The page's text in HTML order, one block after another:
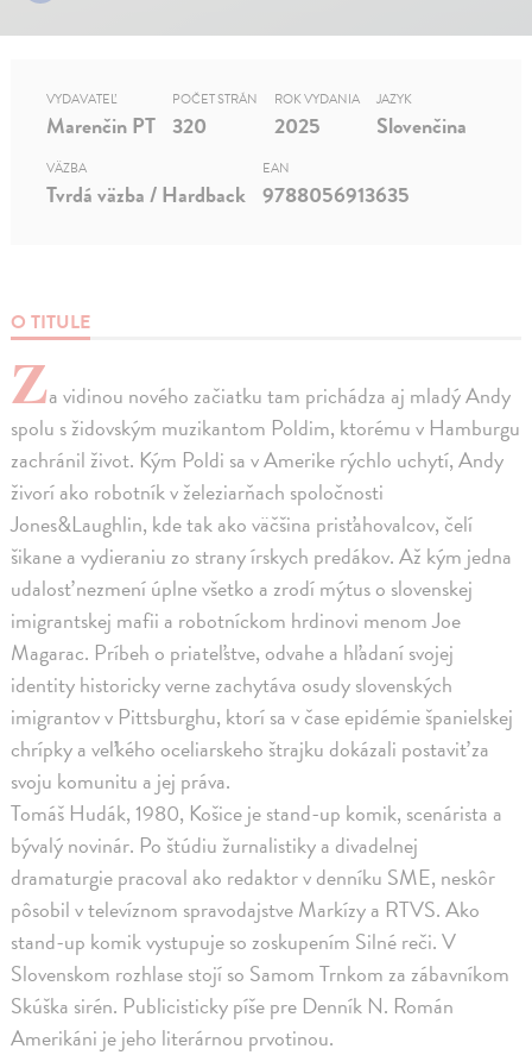
O TITULE
Za vidinou nového začiatku tam prichádza aj mladý Andy
spolu s židovským muzikantom Poldim, ktorému v Hamburgu
zachránil život. Kým Poldi sa v Amerike rýchlo uchytí, Andy
živorí ako robotník v železiarňach spoločnosti
Jones&Laughlin, kde tak ako väčšina prisťahovalcov, čelí
šikane a vydieraniu zo strany írskych predákov. Až kým jedna
udalosť nezmení úplne všetko a zrodí mýtus o slovenskej
imigrantskej mafii a robotníckom hrdinovi menom Joe
Magarac. Príbeh o priateľstve, odvahe a hľadaní svojej
identity historicky verne zachytáva osudy slovenských
imigrantov v Pittsburghu, ktorí sa v čase epidémie španielskej
chrípky a veľkého oceliarskeho štrajku dokázali postaviť za
svoju komunitu a jej práva.
Tomáš Hudák, 1980, Košice je stand-up komik, scenárista a
bývalý novinár. Po štúdiu žurnalistiky a divadelnej
dramaturgie pracoval ako redaktor v denníku SME, neskôr
pôsobil v televíznom spravodajstve Markízy a RTVS. Ako
stand-up komik vystupuje so zoskupením Silné reči. V
Slovenskom rozhlase stojí so Samom Trnkom za zábavníkom
Skúška sirén. Publicisticky píše pre Denník N. Román
Amerikáni je jeho literárnou prvotinou.
VYDAVATEĽ
Marenčin PT
POČET STRÁN
320
ROK VYDANIA
2025
JAZYK
Slovenčina
VÄZBA
Tvrdá väzba / Hardback
EAN
9788056913635